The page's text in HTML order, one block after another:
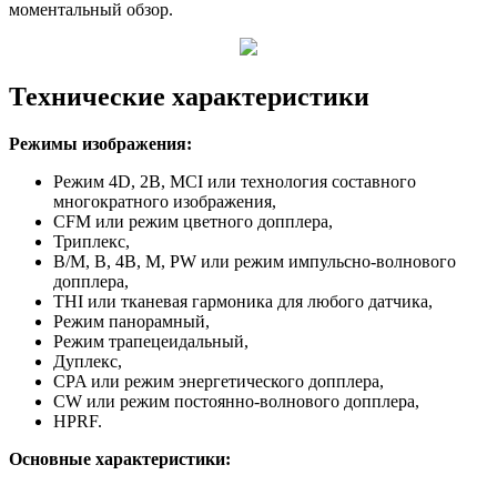
моментальный обзор.
Технические характеристики
Режимы изображения:
Режим 4D, 2В, MCI или технология составного
многократного изображения,
CFM или режим цветного допплера,
Триплекс,
В/М, В, 4В, М, PW или режим импульсно-волнового
допплера,
THI или тканевая гармоника для любого датчика,
Режим панорамный,
Режим трапецеидальный,
Дуплекс,
CPA или режим энергетического допплера,
CW или режим постоянно-волнового допплера,
HPRF.
Основные характеристики: